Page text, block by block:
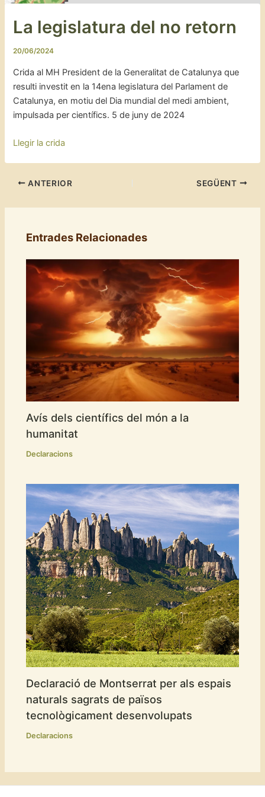
La legislatura del no retorn
20/06/2024
Crida al MH President de la Generalitat de Catalunya que
resulti investit en la 14ena legislatura del Parlament de
Catalunya, en motiu del Dia mundial del medi ambient,
impulsada per científics. 5 de juny de 2024
Llegir la crida
ANTERIOR SEGÜENT
Entrades Relacionades
Avís dels científics del món a la
humanitat
Declaracions
Declaració de Montserrat per als espais
naturals sagrats de països
tecnològicament desenvolupats
Declaracions